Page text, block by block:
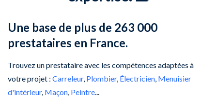
Une base de plus de 263 000
prestataires en France.
Trouvez un prestataire avec les compétences adaptées à
votre projet : Carreleur, Plombier, Électricien, Menuisier
d'intérieur, Maçon, Peintre...